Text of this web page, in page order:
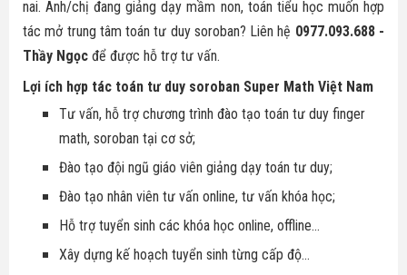
nai. Anh/chị đang giảng dạy mầm non, toán tiểu học muốn hợp
tác mở trung tâm toán tư duy soroban? Liên hệ 0977.093.688 -
Thầy Ngọc để được hỗ trợ tư vấn.
Lợi ích hợp tác toán tư duy soroban Super Math Việt Nam
Tư vấn, hỗ trợ chương trình đào tạo toán tư duy finger
math, soroban tại cơ sở;
Đào tạo đội ngũ giáo viên giảng dạy toán tư duy;
Đào tạo nhân viên tư vấn online, tư vấn khóa học;
Hỗ trợ tuyển sinh các khóa học online, offline...
Xây dựng kế hoạch tuyển sinh từng cấp độ...